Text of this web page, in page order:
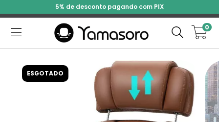
5% de desconto pagando com PIX
0
ESGOTADO